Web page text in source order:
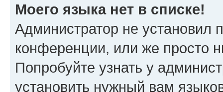
Моего языка нет в списке!
Администратор не установил
конференции, или же просто
Попробуйте узнать у
установить нужный вам